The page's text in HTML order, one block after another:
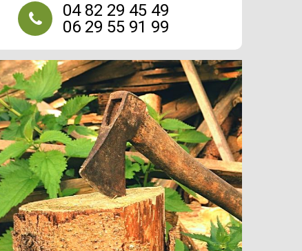
04 82 29 45 49
06 29 55 91 99